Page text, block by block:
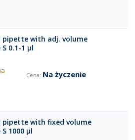
pipette with adj. volume
0.1-1 µl
Na życzenie
pipette with fixed volume
1000 µl